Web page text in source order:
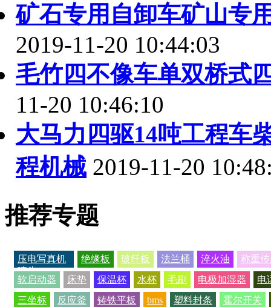
矿石专用自卸车矿山专
2019-11-20 10:44:03
毛竹四不像车单双桥式
11-20 10:46:10
大马力四驱14吨工程车
程机械 2019-11-20
推荐专题
压电写真机
喷头
绝缘板 玻纤板 法兰桶 淬火油
称重
软启动器
床垫 保温杯 水杯 毛刷 电极加湿器
电
三坐标
反应釜 铸铁平板 bms 塑料封条 霍尔开关